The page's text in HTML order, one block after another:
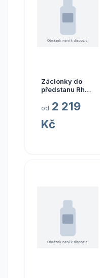
Záclonky do
předstanu Rhön
od 2 219
Kč